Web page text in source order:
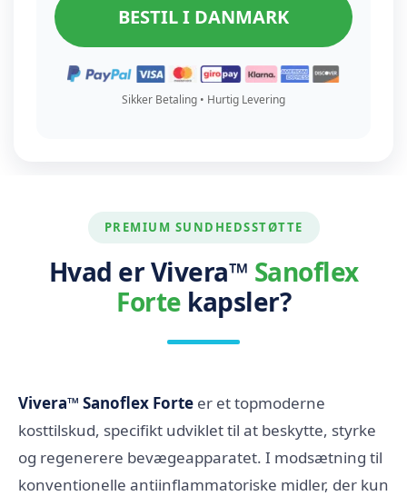
BESTIL I DANMARK
Sikker Betaling • Hurtig Levering
PREMIUM SUNDHEDSSTØTTE
Hvad er Vivera™ Sanoflex
Forte kapsler?
Vivera™ Sanoflex Forte er et topmoderne
kosttilskud, specifikt udviklet til at beskytte, styrke
og regenerere bevægeapparatet. I modsætning til
konventionelle antiinflammatoriske midler, der kun